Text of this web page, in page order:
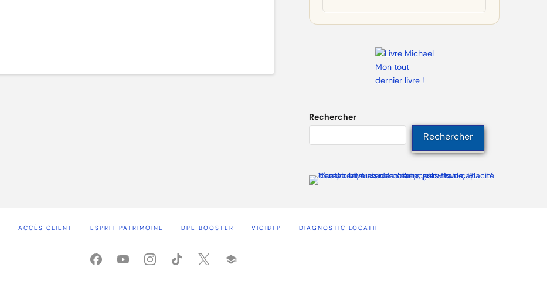
Mon tout
dernier livre !
Rechercher
Rechercher
ACCÈS CLIENT ESPRIT PATRIMOINE DPE BOOSTER VIGIBTP DIAGNOSTIC LOCATIF